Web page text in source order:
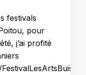
festivals
pour
j’ai profité